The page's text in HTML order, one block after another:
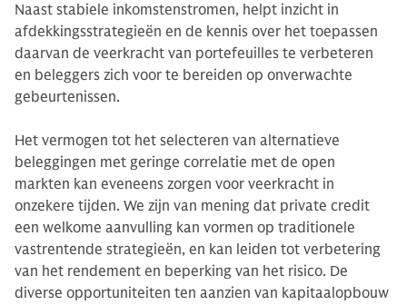
Naast stabiele inkomstenstromen, helpt inzicht in
afdekkingsstrategieën en de kennis over het toepassen
daarvan de veerkracht van portefeuilles te verbeteren
en beleggers zich voor te bereiden op onverwachte
gebeurtenissen.
Het vermogen tot het selecteren van alternatieve
beleggingen met geringe correlatie met de open
markten kan eveneens zorgen voor veerkracht in
onzekere tijden. We zijn van mening dat private credit
een welkome aanvulling kan vormen op traditionele
vastrentende strategieën, en kan leiden tot verbetering
van het rendement en beperking van het risico. De
diverse opportuniteiten ten aanzien van kapitaalopbouw